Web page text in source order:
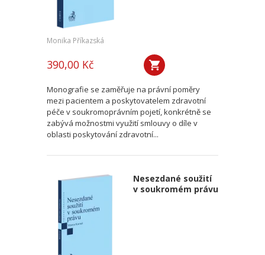
Monika Příkazská
390,00 Kč
Monografie se zaměřuje na právní poměry
mezi pacientem a poskytovatelem zdravotní
péče v soukromoprávním pojetí, konkrétně se
zabývá možnostmi využití smlouvy o díle v
oblasti poskytování zdravotní...
Nesezdané soužití
v soukromém právu